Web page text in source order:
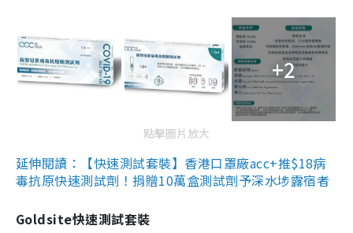
+2
點擊圖片放大
延伸閱讀：【快速測試套裝】香港口罩廠acc+推$18病
毒抗原快速測試劑！捐贈10萬盒測試劑予深水埗露宿者
Goldsite快速測試套裝